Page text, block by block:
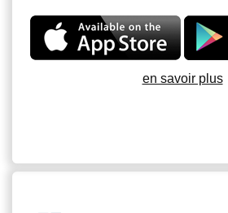
en savoir plus